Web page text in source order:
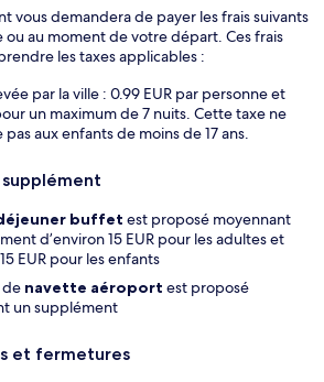
vous demandera de payer les frais suivants
ou au moment de votre départ. Ces frais
les taxes applicables :
par la ville : 0.99 EUR par personne et
un maximum de 7 nuits. Cette taxe ne
aux enfants de moins de 17 ans.
buffet est proposé moyennant
d’environ 15 EUR pour les adultes et
EUR pour les enfants
de navette aéroport est proposé
un supplément
et fermetures